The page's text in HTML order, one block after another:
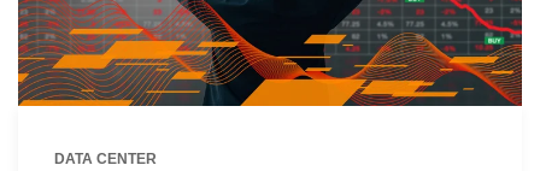
DATA CENTER